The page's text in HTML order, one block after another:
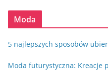
Moda
5 najlepszych sposobów
Moda futurystyczna: Kreacje